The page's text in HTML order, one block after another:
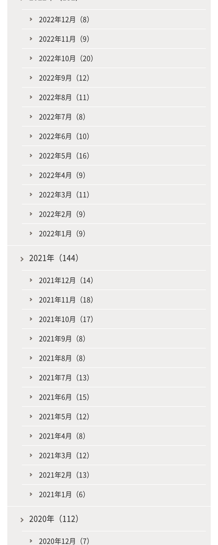
2022年12月（8）
2022年11月（9）
2022年10月（20）
2022年9月（12）
2022年8月（11）
2022年7月（8）
2022年6月（10）
2022年5月（16）
2022年4月（9）
2022年3月（11）
2022年2月（9）
2022年1月（9）
2021年（144）
2021年12月（14）
2021年11月（18）
2021年10月（17）
2021年9月（8）
2021年8月（8）
2021年7月（13）
2021年6月（15）
2021年5月（12）
2021年4月（8）
2021年3月（12）
2021年2月（13）
2021年1月（6）
2020年（112）
2020年12月（7）